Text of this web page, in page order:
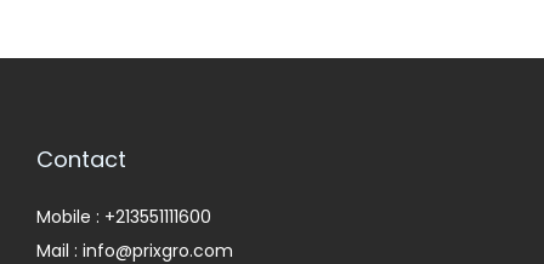
Contact
Mobile : +213551111600
Mail : info@prixgro.com